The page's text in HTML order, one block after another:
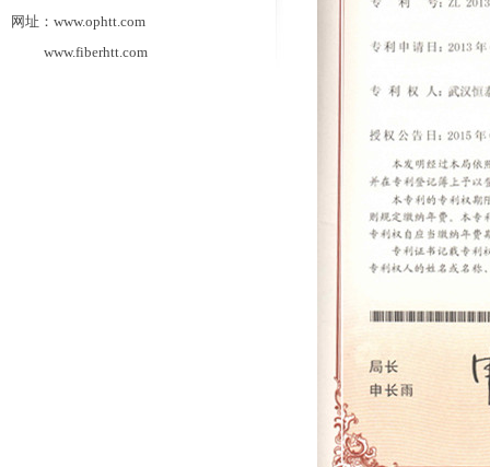
网址：www.ophtt.com
www.fiberhtt.com